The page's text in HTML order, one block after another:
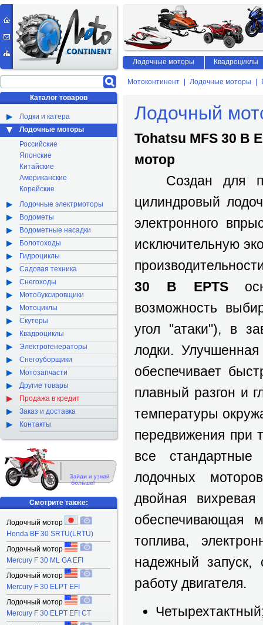
Мотоконтинент Лодочные моторы
Лодочный
Tohatsu MFS 30 B
мотор
Создан для
цилиндровый
электронного
исключительную
30 B EPTS
возможность
угол "атаки"), в
лодки.
обеспечивает
плавный разгон и
температуры
передвижения при
все
лодочных
двойная
обеспечивающая
топлива,
надежный запуск,
работу двигателя.
Каталог товаров
Лодки и катера
Лодочные моторы
Российские
Японские
Китайские
Американские
Корейские
Лодочные электрмоторы
Водометы
Водометные насадки
Болотоходы
Гидроциклы
Садовая техника
Снегоходы
Мотобуксировщики
Мотоциклы
Скутеры
Квадроциклы
Электрогенераторы
Снегоуборщики
Мотозапчасти
Другие товары
Продажа в кредит
Заказ и доставка
Контакты
Смотрите также:
Лодочный мотор
Honda BF 30 SRTU(LRTU)
Лодочный мотор
Mercury F 30 ML GA EFI
Лодочный мотор
Mercury F 30 ELPT EFI
Лодочный мотор
Mercury F 30 ELPT EFI CT
Лодочные моторы Квадроциклы